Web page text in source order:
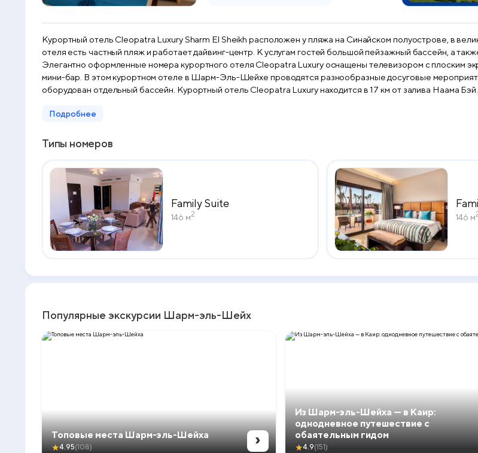
Курортный отель Cleopatra Luxury Sharm El Sheikh расположен у пляжа на Синайском полуострове, в
отеля есть частный пляж и работает дайвинг-центр. К услугам гостей большой пейзажный бассейн, а
Элегантно оформленные номера курортного отеля Cleopatra Luxury оснащены телевизором с плоским
мини-бар. В этом курортном отеле в Шарм-Эль-Шейхе проводятся разнообразные досуговые
оборудован отдельный бассейн. Курортный отель Cleopatra Luxury находится в 17 км от залива Наама
Подробнее
Типы номеров
Family Suite
146 м2 146 м
Популярные экскурсии Шарм-эль-Шейх
Топовые места Шарм-эль-Шейха
★4.95(108) ›
Из Шарм-эль-Шейха — в Каир:
однодневное путешествие с
обаятельным гидом
★4.9(151)